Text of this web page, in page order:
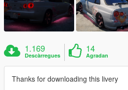
1.169
Descàrregues
14
Agradan
Thanks for downloading this livery